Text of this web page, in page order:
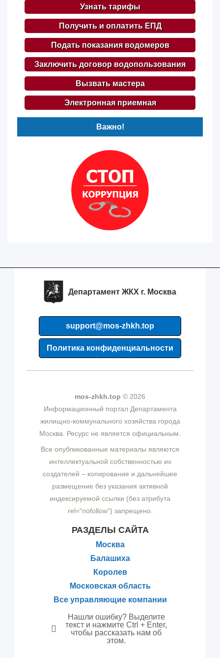
Узнать тарифы
Получить и оплатить ЕПД
Подать показания водомеров
Заключить договор водопользования
Вызвать мастера
Электронная приемная
Важно!
Департамент ЖКХ г. Москва
support@mos-zhkh.top
Политика конфиденциальности
mos-zhkh.top © 2026
Информационный портал Департамента
жилищно-коммунального хозяйства города
Москва. Ресурс не является официальным.
Все опубликованные материалы являются
интеллектуальной собственностью их
создателей – копирование и дальнейшее
размещение без указания активной
индексируемой ссылки (без атрибута
rel="nofollow") запрещено.
РАЗДЕЛЫ САЙТА
Москва
Балашиха
Королев
Московская область
Все управляющие компании
Нашли ошибку? Выделите
текст и нажмите Ctrl + Enter,
чтобы рассказать нам об
этом.